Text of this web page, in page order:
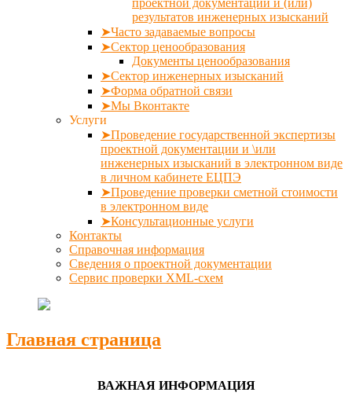
проектной документации и (или)
результатов инженерных изысканий
➤Часто задаваемые вопросы
➤Сектор ценообразования
Документы ценообразования
➤Сектор инженерных изысканий
➤Форма обратной связи
➤Мы Вконтакте
Услуги
➤Проведение государственной экспертизы
проектной документации и \или
инженерных изысканий в электронном виде
в личном кабинете ЕЦПЭ
➤Проведение проверки сметной стоимости
в электронном виде
➤Консультационные услуги
Контакты
Справочная информация
Сведения о проектной документации
Сервис проверки XML-схем
Главная страница
ВАЖНАЯ ИНФОРМАЦИЯ